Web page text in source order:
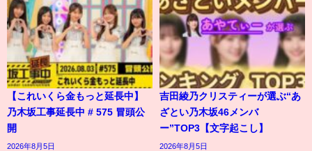
【これいくら金もっと延長中】
乃木坂工事延長中 # 575 冒頭公
開
2026年8月5日
吉田綾乃クリスティーが選ぶ“あ
ざとい乃木坂46メンバ
ー”TOP3【文字起こし】
2026年8月5日